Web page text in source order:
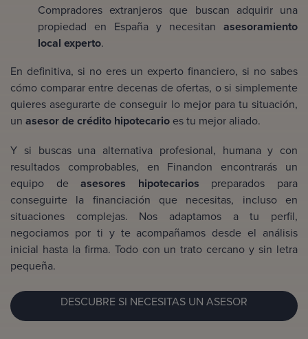
Compradores extranjeros que buscan adquirir una
propiedad en España y necesitan asesoramiento
local experto.
En definitiva, si no eres un experto financiero, si no sabes
cómo comparar entre decenas de ofertas, o si simplemente
quieres asegurarte de conseguir lo mejor para tu situación,
un asesor de crédito hipotecario es tu mejor aliado.
Y si buscas una alternativa profesional, humana y con
resultados comprobables, en Finandon encontrarás un
equipo deasesores hipotecarios preparados para
conseguirte la financiación que necesitas, incluso en
situaciones complejas. Nos adaptamos a tu perfil,
negociamos por ti y te acompañamos desde el análisis
inicial hasta la firma. Todo con un trato cercano y sin letra
pequeña.
DESCUBRE SI NECESITAS UN ASESOR